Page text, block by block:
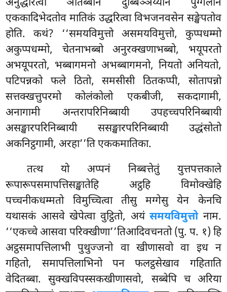
अनुद्धरित्वा ञातब्बानं दुब्बिञ्ञेय्यानं पुग्गलानं
एककादिभेदतोव मातिकं उद्धरित्वा विभजनवसेन सङ्खेपतोव
होति. कथं? ‘‘समयविमुत्तो असमयविमुत्तो, कुप्पधम्मो
अकुप्पधम्मो, चेतनाभब्बो अनुरक्खणाभब्बो, भयूपरतो
अभयूपरतो, भब्बागमनो अभब्बागमनो, नियतो अनियतो,
पटिपन्नको फले ठितो, समसीसी ठितकप्पी, सोतापन्नो
सत्तक्खत्तुपरमो कोलंकोलो एकबीजी, सकदागामी,
अनागामी अन्तरापरिनिब्बायी उपहच्चपरिनिब्बायी
असङ्खारपरिनिब्बायी ससङ्खारपरिनिब्बायी उद्धंसोतो
अकनिट्ठगामी, अरहा’’ति एककमातिका.
तत्थ यो अप्पनं निब्बत्तेतुं युत्तपत्तकाले
रूपारूपसमापत्तिसङ्खातेहि अट्ठहि विमोक्खेहि
पच्चनीकधम्मतो विमुच्चित्वा तीसु मग्गेसु येन केनचि
यथासकं आसवे खेपेत्वा वुट्ठितो, अयंसमयविमुत्तोनाम.
‘‘एकच्चे आसवा परिक्खीणा’’तिआदिवचनतो (पु. प. १) हि
अट्ठसमापत्तिलाभी पुथुज्जनो वा खीणासवो वा इध न
गहितो, समापत्तिलाभिनो पन फलट्ठसेखाव गहिताति
वेदितब्बा. सुक्खविपस्सकखीणासवो, सब्बेपि च अरिया